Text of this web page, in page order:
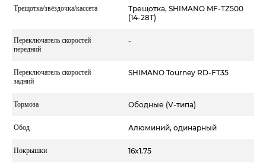
Трещотка/звёздочка/кассета
Трещотка, SHIMANO MF-TZ500
(14-28T)
Переключатель скоростей
передний
-
Переключатель скоростей
задний
SHIMANO Tourney RD-FT35
Тормоза Ободные (V-типа)
Обод Алюминий, одинарный
Покрышки 16x1.75